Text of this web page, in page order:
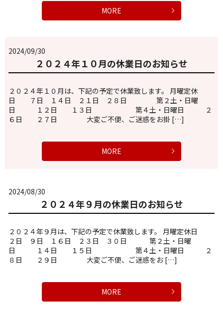
MORE
2024/09/30
２０２４年１０月の休業日のお知らせ
２０２４年１０月は、下記の予定で休業致します。 月曜定休
日 ７日 １４日 ２１日 ２８日 第２土・日曜
日 １２日 １３日 第４土・日曜日 ２
６日 ２７日 大変ご不便、ご迷惑をお掛 […]
MORE
2024/08/30
２０２４年９月の休業日のお知らせ
２０２４年９月は、下記の予定で休業致します。 月曜定休日
２日 ９日 １６日 ２３日 ３０日 第２土・日曜
日 １４日 １５日 第４土・日曜日 ２
８日 ２９日 大変ご不便、ご迷惑をお […]
MORE